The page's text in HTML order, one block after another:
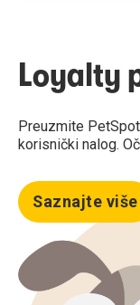
Loyalty
Preuzmite
korisnički nalog.
Saznajte više